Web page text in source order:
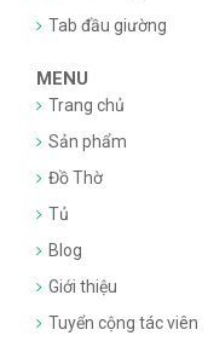
Tab đầu giường
MENU
Trang chủ
Sản phẩm
Đồ Thờ
Tủ
Blog
Giới thiệu
Tuyển cộng tác viên